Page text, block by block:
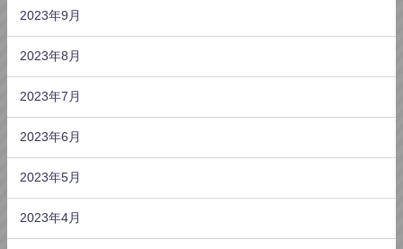
2023年9月
2023年8月
2023年7月
2023年6月
2023年5月
2023年4月